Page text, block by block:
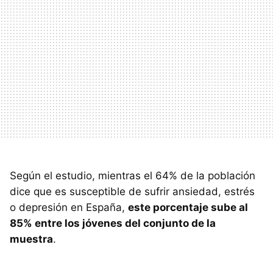
Según el estudio, mientras el 64% de la población
dice que es susceptible de sufrir ansiedad, estrés
o depresión en España, este porcentaje sube al
85% entre los jóvenes del conjunto de la
muestra.